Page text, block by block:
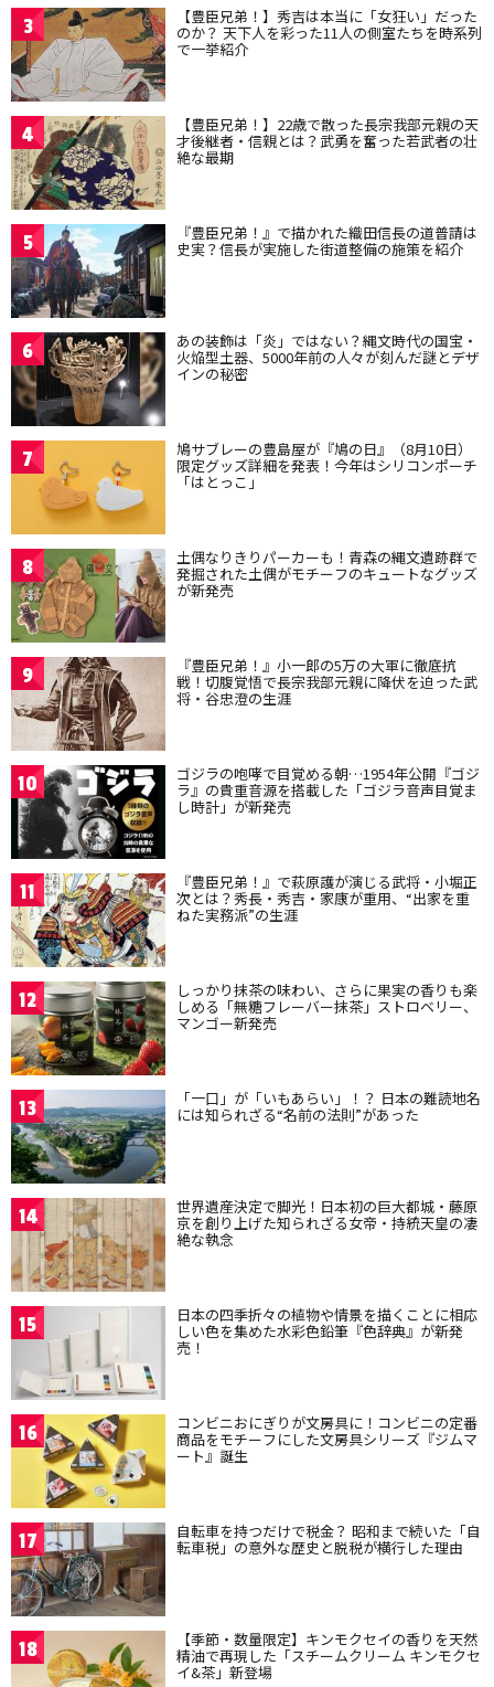
3 【豊臣兄弟！】秀吉は本当に「女狂い」だった
のか？ 天下人を彩った11人の側室たちを時系列
で一挙紹介
4 【豊臣兄弟！】22歳で散った長宗我部元親の天
才後継者・信親とは？武勇を奮った若武者の壮
絶な最期
5 『豊臣兄弟！』で描かれた織田信長の道普請は
史実？信長が実施した街道整備の施策を紹介
6 あの装飾は「炎」ではない？縄文時代の国宝・
火焔型土器、5000年前の人々が刻んだ謎とデザ
インの秘密
7 鳩サブレーの豊島屋が『鳩の日』（8月10日）
限定グッズ詳細を発表！今年はシリコンポーチ
「はとっこ」
8 土偶なりきりパーカーも！青森の縄文遺跡群で
発掘された土偶がモチーフのキュートなグッズ
が新発売
9 『豊臣兄弟！』小一郎の5万の大軍に徹底抗
戦！切腹覚悟で長宗我部元親に降伏を迫った武
将・谷忠澄の生涯
10 ゴジラの咆哮で目覚める朝…1954年公開『ゴジ
ラ』の貴重音源を搭載した「ゴジラ音声目覚ま
し時計」が新発売
11 『豊臣兄弟！』で萩原護が演じる武将・小堀正
次とは？秀長・秀吉・家康が重用、“出家を重
ねた実務派”の生涯
12 しっかり抹茶の味わい、さらに果実の香りも楽
しめる「無糖フレーバー抹茶」ストロベリー、
マンゴー新発売
13 「一口」が「いもあらい」！？ 日本の難読地名
には知られざる“名前の法則”があった
14 世界遺産決定で脚光！日本初の巨大都城・藤原
京を創り上げた知られざる女帝・持統天皇の凄
絶な執念
15 日本の四季折々の植物や情景を描くことに相応
しい色を集めた水彩色鉛筆『色辞典』が新発
売！
16 コンビニおにぎりが文房具に！コンビニの定番
商品をモチーフにした文房具シリーズ『ジムマ
ート』誕生
17 自転車を持つだけで税金？ 昭和まで続いた「自
転車税」の意外な歴史と脱税が横行した理由
18 【季節・数量限定】キンモクセイの香りを天然
精油で再現した「スチームクリーム キンモクセ
イ&茶」新登場